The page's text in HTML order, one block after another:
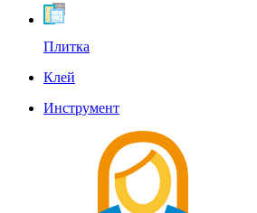
Плитка
Клей
Инструмент